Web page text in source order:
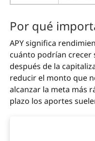
Por qué
APY significa
cuánto podrían crecer
después de la
reducir el monto que
alcanzar la meta más
plazo los aportes